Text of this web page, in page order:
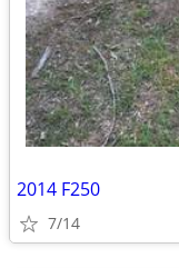
2014 F250
7/14